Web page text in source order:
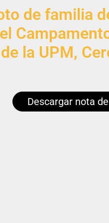
de familia
de la UPM,
Descargar nota